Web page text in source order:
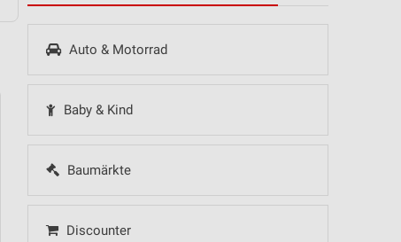
Auto & Motorrad
Baby & Kind
Baumärkte
Discounter